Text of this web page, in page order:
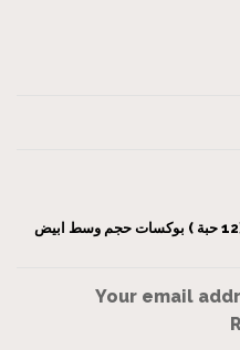
BE THE FIRST TO REVIEW “درزن (12 حبة ) بوكسات حجم وسط ابيض
Your email